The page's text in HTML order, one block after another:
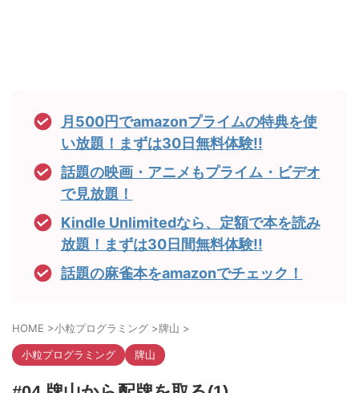
月500円でamazonプライムの特典を使
い放題！まずは30日無料体験!!
話題の映画・アニメもプライム・ビデオ
で見放題！
Kindle Unlimitedなら、定額で本を読み
放題！まずは30日間無料体験!!
話題の麻雀本をamazonでチェック！
HOME >小粒プログラミング >牌山 >
小粒プログラミング 牌山